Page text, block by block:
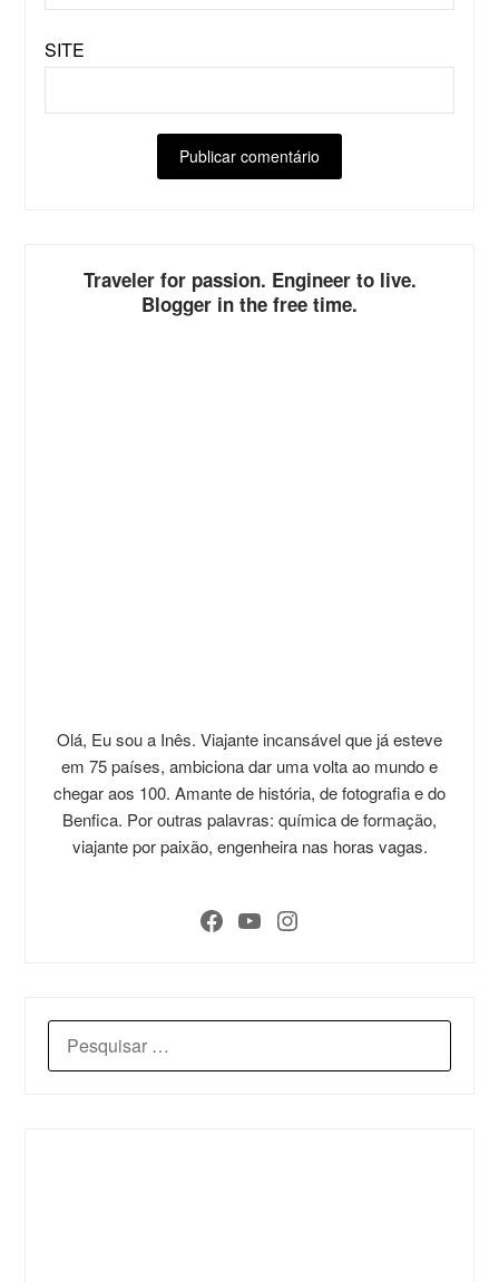
SITE
Traveler for passion. Engineer to live.
Blogger in the free time.
Olá, Eu sou a Inês. Viajante incansável que já esteve
em 75 países, ambiciona dar uma volta ao mundo e
chegar aos 100. Amante de história, de fotografia e do
Benfica. Por outras palavras: química de formação,
viajante por paixão, engenheira nas horas vagas.